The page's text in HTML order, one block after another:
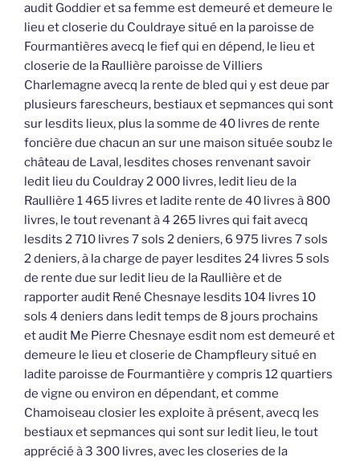
audit Goddier et sa femme est demeuré et demeure le
lieu et closerie du Couldraye situé en la paroisse de
Fourmantières avecq le fief qui en dépend, le lieu et
closerie de la Raullière paroisse de Villiers
Charlemagne avecq la rente de bled qui y est deue par
plusieurs farescheurs, bestiaux et sepmances qui sont
sur lesdits lieux, plus la somme de 40 livres de rente
foncière due chacun an sur une maison située soubz le
château de Laval, lesdites choses renvenant savoir
ledit lieu du Couldray 2 000 livres, ledit lieu de la
Raullière 1 465 livres et ladite rente de 40 livres à 800
livres, le tout revenant à 4 265 livres qui fait avecq
lesdits 2 710 livres 7 sols 2 deniers, 6 975 livres 7 sols
2 deniers, à la charge de payer lesdites 24 livres 5 sols
de rente due sur ledit lieu de la Raullière et de
rapporter audit René Chesnaye lesdits 104 livres 10
sols 4 deniers dans ledit temps de 8 jours prochains
et audit Me Pierre Chesnaye esdit nom est demeuré et
demeure le lieu et closerie de Champfleury situé en
ladite paroisse de Fourmantière y compris 12 quartiers
de vigne ou environ en dépendant, et comme
Chamoiseau closier les exploite à présent, avecq les
bestiaux et sepmances qui sont sur ledit lieu, le tout
apprécié à 3 300 livres, avec les closeries de la